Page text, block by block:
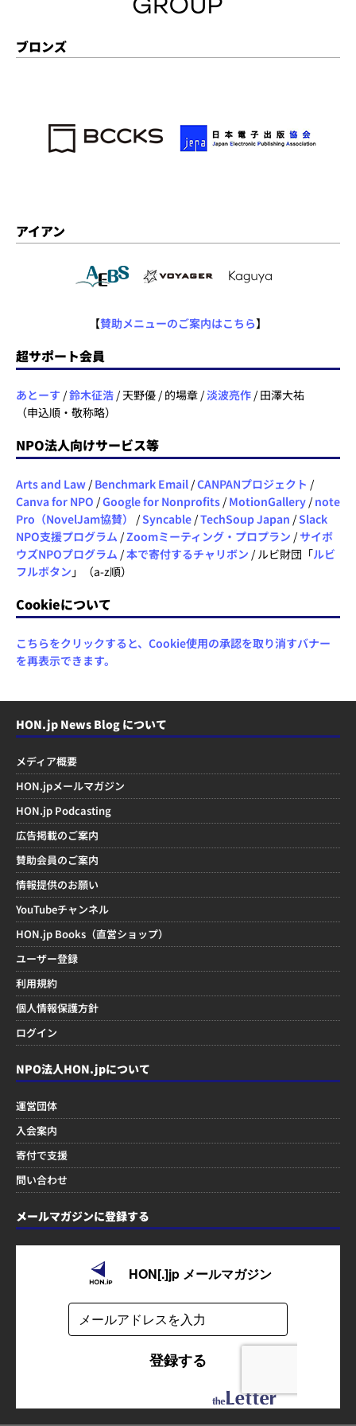
ブロンズ
アイアン
【賛助メニューのご案内はこちら】
超サポート会員
あとーす /鈴木征浩 / 天野優 / 的場章 /淡波亮作 / 田澤大祐
（申込順・敬称略）
NPO法人向けサービス等
Arts and Law / Benchmark Email /CANPANプロジェクト /
Canva for NPO /Google for Nonprofits / MotionGallery / note
Pro（NovelJam協賛）
/Syncable /TechSoup Japan /Slack
NPO支援プログラム /Zoomミーティング・プロプラン /サイボ
ウズNPOプログラム /本で寄付するチャリボン / ルビ財団「ルビ
フルボタン 」（a-z順）
Cookieについて
こちらをクリックすると、Cookie使用の承認を取り消すバナー
を再表示できます。
HON.jp News Blog について
メディア概要
HON.jpメールマガジン
HON.jp Podcasting
広告掲載のご案内
賛助会員のご案内
情報提供のお願い
YouTubeチャンネル
HON.jp Books（直営ショップ）
ユーザー登録
利用規約
個人情報保護方針
ログイン
NPO法人HON.jpについて
運営団体
入会案内
寄付で支援
問い合わせ
メールマガジンに登録する